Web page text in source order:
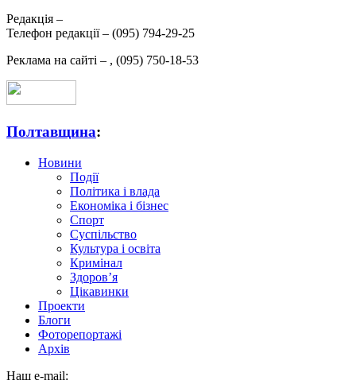
Редакція –
Телефон редакції – (095) 794-29-25
Реклама на сайті – , (095) 750-18-53
Полтавщина:
Новини
Події
Політика і влада
Економіка і бізнес
Спорт
Суспільство
Культура і освіта
Кримінал
Здоров’я
Цікавинки
Проекти
Блоги
Фоторепортажі
Архів
Наш e-mail: